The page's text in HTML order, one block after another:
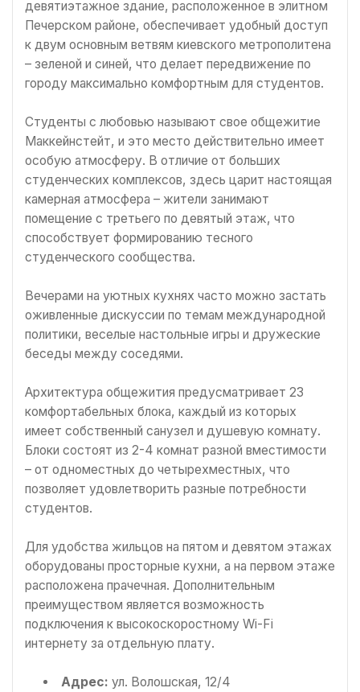
девятиэтажное здание, расположенное в элитном
Печерском районе, обеспечивает удобный доступ
к двум основным ветвям киевского метрополитена
– зеленой и синей, что делает передвижение по
городу максимально комфортным для студентов.
Студенты с любовью называют свое общежитие
Маккейнстейт, и это место действительно имеет
особую атмосферу. В отличие от больших
студенческих комплексов, здесь царит настоящая
камерная атмосфера – жители занимают
помещение с третьего по девятый этаж, что
способствует формированию тесного
студенческого сообщества.
Вечерами на уютных кухнях часто можно застать
оживленные дискуссии по темам международной
политики, веселые настольные игры и дружеские
беседы между соседями.
Архитектура общежития предусматривает 23
комфортабельных блока, каждый из которых
имеет собственный санузел и душевую комнату.
Блоки состоят из 2-4 комнат разной вместимости
– от одноместных до четырехместных, что
позволяет удовлетворить разные потребности
студентов.
Для удобства жильцов на пятом и девятом этажах
оборудованы просторные кухни, а на первом этаже
расположена прачечная. Дополнительным
преимуществом является возможность
подключения к высокоскоростному Wi-Fi
интернету за отдельную плату.
Адрес: ул. Волошская, 12/4